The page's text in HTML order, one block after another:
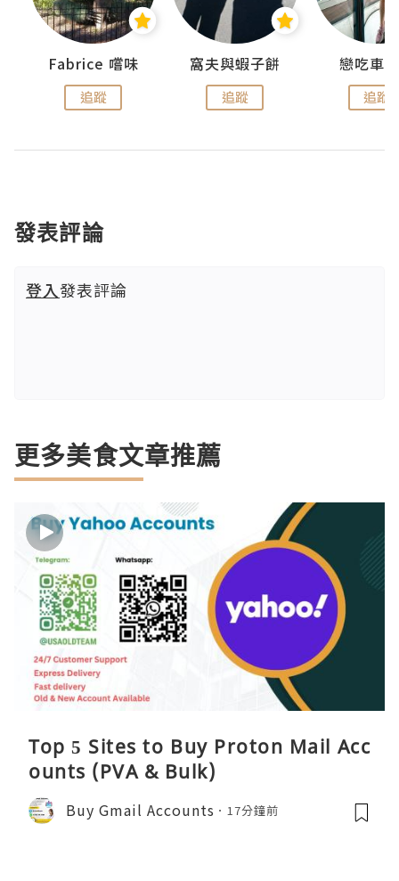
Fabrice 嚐味
追蹤
窩夫與蝦子餅
追蹤
戀吃車
追蹤
發表評論
登入發表評論
更多美食文章推薦
Top 5 Sites to Buy Proton Mail Acc
ounts (PVA & Bulk)
Buy Gmail Accounts 17分鐘前